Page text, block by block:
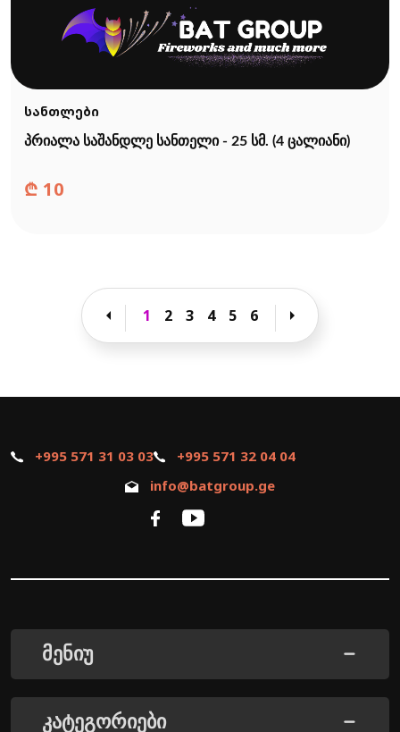
სანთლები
პრიალა საშანდლე სანთელი - 25 სმ. (4 ცალიანი)
₾ 10
arrow_left 1 2 3 4 5 6 arrow_right
+995 571 31 03 03
+995 571 32 04 04
info@batgroup.ge
მენიუ
კატეგორიები